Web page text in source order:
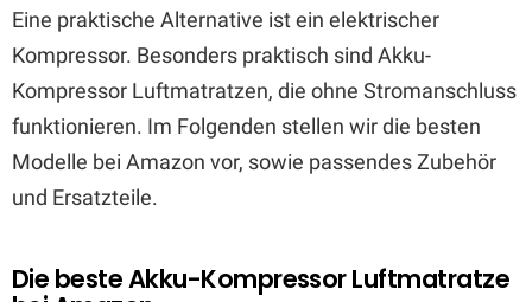
Eine praktische Alternative ist ein elektrischer
Kompressor. Besonders praktisch sind Akku-
Kompressor Luftmatratzen, die ohne Stromanschluss
funktionieren. Im Folgenden stellen wir die besten
Modelle bei Amazon vor, sowie passendes Zubehör
und Ersatzteile.
Die beste Akku-Kompressor Luftmatratze